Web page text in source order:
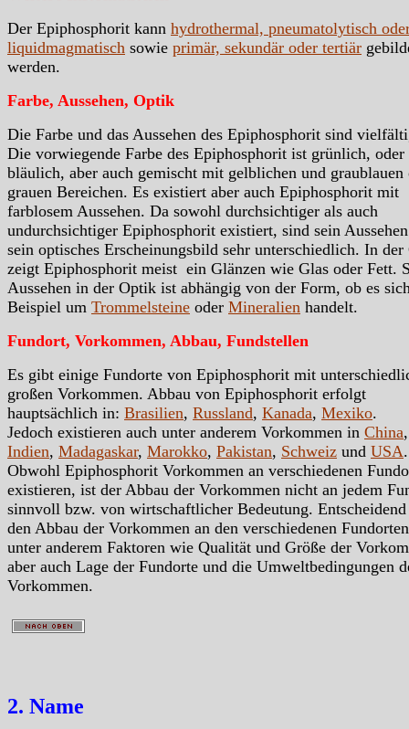
Der Epiphosphorit kann hydrothermal, pneumatolytisch
liquidmagmatisch sowie primär, sekundär oder tertiär
werden.
Farbe, Aussehen, Optik
Die Farbe und das Aussehen des Epiphosphorit sind
Die vorwiegende Farbe des Epiphosphorit ist grünlich, oder
bläulich, aber auch gemischt mit gelblichen und graublauen
grauen Bereichen. Es existiert aber auch Epiphosphorit mit
farblosem Aussehen. Da sowohl durchsichtiger als auch
undurchsichtiger Epiphosphorit existiert, sind sein
sein optisches Erscheinungsbild sehr unterschiedlich. In
zeigt Epiphosphorit meist ein Glänzen wie Glas oder Fett.
Aussehen in der Optik ist abhängig von der Form, ob es
Beispiel um Trommelsteine oder Mineralien handelt.
Fundort, Vorkommen, Abbau, Fundstellen
Es gibt einige Fundorte von Epiphosphorit mit
großen Vorkommen. Abbau von Epiphosphorit erfolgt
hauptsächlich in: Brasilien, Russland, Kanada, Mexiko.
Jedoch existieren auch unter anderem Vorkommen in China,
Indien, Madagaskar, Marokko, Pakistan, Schweiz und USA
Obwohl Epiphosphorit Vorkommen an verschiedenen
existieren, ist der Abbau der Vorkommen nicht an jedem
sinnvoll bzw. von wirtschaftlicher Bedeutung.
den Abbau der Vorkommen an den verschiedenen
unter anderem Faktoren wie Qualität und Größe der
aber auch Lage der Fundorte und die Umweltbedingungen
Vorkommen.
2. Name